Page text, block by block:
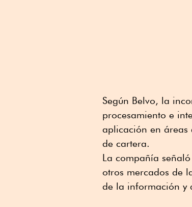
Según Belvo, la
procesamiento e
aplicación en áreas
de cartera.
La compañía
otros mercados de
de la información y